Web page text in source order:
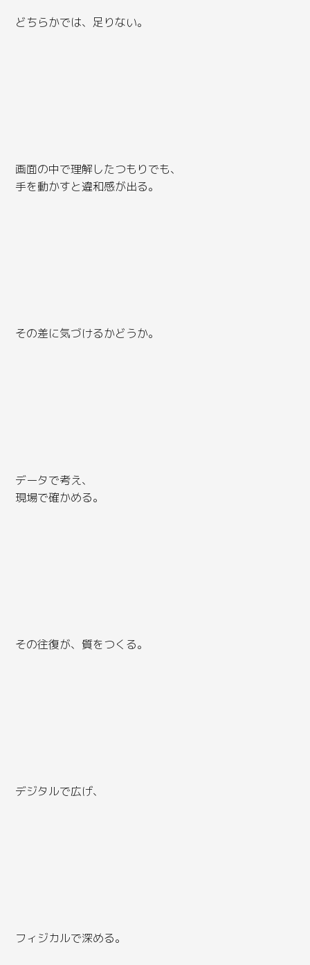
どちらかでは、足りない。
画面の中で理解したつもりでも、
手を動かすと違和感が出る。
その差に気づけるかどうか。
データで考え、
現場で確かめる。
その往復が、質をつくる。
デジタルで広げ、
フィジカルで深める。